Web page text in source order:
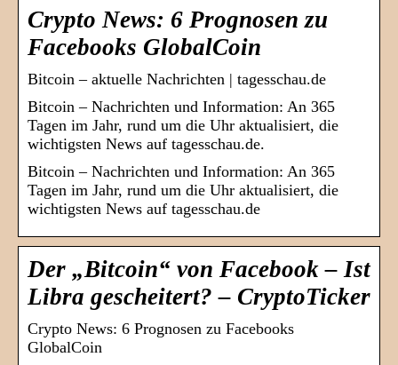
Crypto News: 6 Prognosen zu
Facebooks GlobalCoin
Bitcoin – aktuelle Nachrichten | tagesschau.de
Bitcoin – Nachrichten und Information: An 365
Tagen im Jahr, rund um die Uhr aktualisiert, die
wichtigsten News auf tagesschau.de.
Bitcoin – Nachrichten und Information: An 365
Tagen im Jahr, rund um die Uhr aktualisiert, die
wichtigsten News auf tagesschau.de
Der „Bitcoin“ von Facebook – Ist
Libra gescheitert? – CryptoTicker
Crypto News: 6 Prognosen zu Facebooks
GlobalCoin